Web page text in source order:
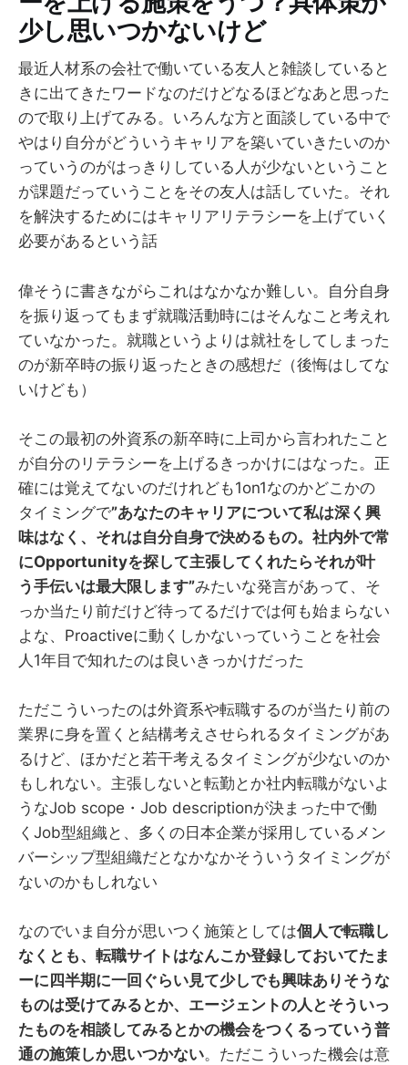
少し思いつかないけど
最近人材系の会社で働いている友人と雑談していると
きに出てきたワードなのだけどなるほどなあと思った
ので取り上げてみる。いろんな方と面談している中で
やはり自分がどういうキャリアを築いていきたいのか
っていうのがはっきりしている人が少ないということ
が課題だっていうことをその友人は話していた。それ
を解決するためにはキャリアリテラシーを上げていく
必要があるという話
偉そうに書きながらこれはなかなか難しい。自分自身
を振り返ってもまず就職活動時にはそんなこと考えれ
ていなかった。就職というよりは就社をしてしまった
のが新卒時の振り返ったときの感想だ（後悔はしてな
いけども）
そこの最初の外資系の新卒時に上司から言われたこと
が自分のリテラシーを上げるきっかけにはなった。正
確には覚えてないのだけれども1on1なのかどこかの
タイミングで”あなたのキャリアについて私は深く興
味はなく、それは自分自身で決めるもの。社内外で常
にOpportunityを探して主張してくれたらそれが叶
う手伝いは最大限します”みたいな発言があって、そ
っか当たり前だけど待ってるだけでは何も始まらない
よな、Proactiveに動くしかないっていうことを社会
人1年目で知れたのは良いきっかけだった
ただこういったのは外資系や転職するのが当たり前の
業界に身を置くと結構考えさせられるタイミングがあ
るけど、ほかだと若干考えるタイミングが少ないのか
もしれない。主張しないと転勤とか社内転職がないよ
うなJob scope・Job descriptionが決まった中で働
くJob型組織と、多くの日本企業が採用しているメン
バーシップ型組織だとなかなかそういうタイミングが
ないのかもしれない
なのでいま自分が思いつく施策としては個人で転職し
なくとも、転職サイトはなんこか登録しておいてたま
ーに四半期に一回ぐらい見て少しでも興味ありそうな
ものは受けてみるとか、エージェントの人とそういっ
たものを相談してみるとかの機会をつくるっていう普
通の施策しか思いつかない。ただこういった機会は意